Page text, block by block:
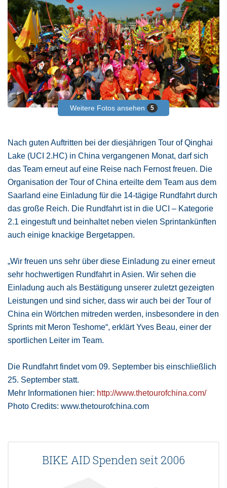
Weitere Fotos ansehen 5
Nach guten Auftritten bei der diesjährigen Tour of Qinghai
Lake (UCI 2.HC) in China vergangenen Monat, darf sich
das Team erneut auf eine Reise nach Fernost freuen. Die
Organisation der Tour of China erteilte dem Team aus dem
Saarland eine Einladung für die 14-tägige Rundfahrt durch
das große Reich. Die Rundfahrt ist in die UCI – Kategorie
2.1 eingestuft und beinhaltet neben vielen Sprintankünften
auch einige knackige Bergetappen.
„Wir freuen uns sehr über diese Einladung zu einer erneut
sehr hochwertigen Rundfahrt in Asien. Wir sehen die
Einladung auch als Bestätigung unserer zuletzt gezeigten
Leistungen und sind sicher, dass wir auch bei der Tour of
China ein Wörtchen mitreden werden, insbesondere in den
Sprints mit Meron Teshome“, erklärt Yves Beau, einer der
sportlichen Leiter im Team.
Die Rundfahrt findet vom 09. September bis einschließlich
25. September statt.
Mehr Informationen hier: http://www.thetourofchina.com/
Photo Credits: www.thetourofchina.com
BIKE AID Spenden seit 2006